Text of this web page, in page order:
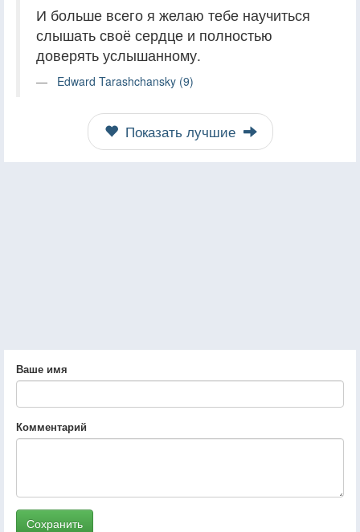
И больше всего я желаю тебе научиться
слышать своё сердце и полностью
доверять услышанному.
Edward Tarashchansky (9)
Показать лучшие
Ваше имя
Комментарий
Сохранить